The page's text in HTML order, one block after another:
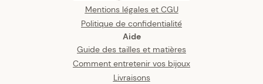
Mentions légales et CGU
Politique de confidentialité
Aide
Guide des tailles et matières
Comment entretenir vos bijoux
Livraisons